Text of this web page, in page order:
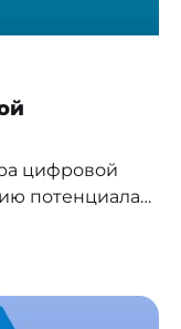
цифровой
потенциала
(ПРООН),